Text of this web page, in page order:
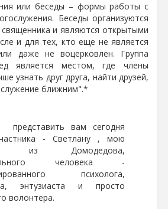
или беседы – формы работы с
Беседы организуются
и являются открытыми
и для тех, кто еще не является
даже не воцерковлен. Группа
является местом, где члены
узнать друг друга, найти друзей,
ближним".*
вам сегодня
- Светлану , мою
из Домодедова,
человека -
психолога,
энтузиаста и просто
волонтера.